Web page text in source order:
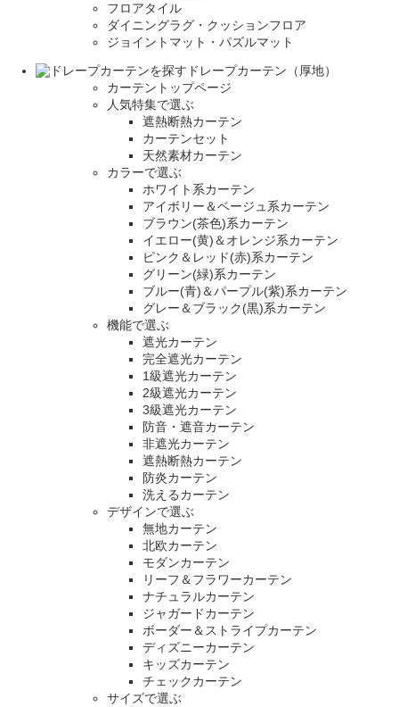
フロアタイル
ダイニングラグ・クッションフロア
ジョイントマット・パズルマット
ドレープカーテン（厚地）
カーテントップページ
人気特集で選ぶ
遮熱断熱カーテン
カーテンセット
天然素材カーテン
カラーで選ぶ
ホワイト系カーテン
アイボリー＆ベージュ系カーテン
ブラウン(茶色)系カーテン
イエロー(黄)＆オレンジ系カーテン
ピンク＆レッド(赤)系カーテン
グリーン(緑)系カーテン
ブルー(青)＆パープル(紫)系カーテン
グレー＆ブラック(黒)系カーテン
機能で選ぶ
遮光カーテン
完全遮光カーテン
1級遮光カーテン
2級遮光カーテン
3級遮光カーテン
防音・遮音カーテン
非遮光カーテン
遮熱断熱カーテン
防炎カーテン
洗えるカーテン
デザインで選ぶ
無地カーテン
北欧カーテン
モダンカーテン
リーフ＆フラワーカーテン
ナチュラルカーテン
ジャガードカーテン
ボーダー＆ストライプカーテン
ディズニーカーテン
キッズカーテン
チェックカーテン
サイズで選ぶ